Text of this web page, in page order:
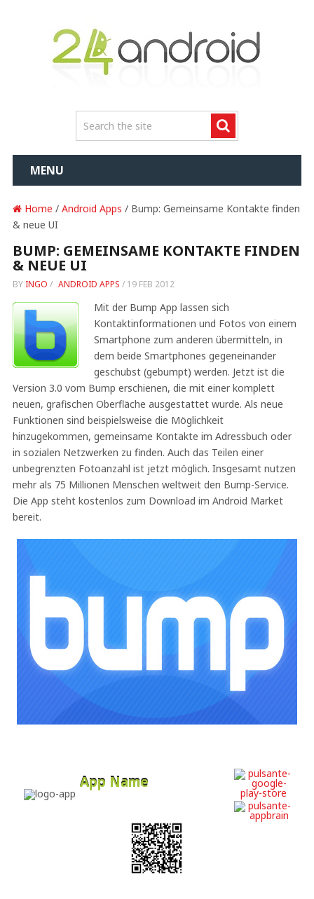
MENU
Home / Android Apps / Bump: Gemeinsame Kontakte finden
& neue UI
BUMP: GEMEINSAME KONTAKTE FINDEN
& NEUE UI
BY INGO / ANDROID APPS / 19 FEB 2012
Mit der Bump App lassen sich
Kontaktinformationen und Fotos von einem
Smartphone zum anderen übermitteln, in
dem beide Smartphones gegeneinander
geschubst (gebumpt) werden. Jetzt ist die
Version 3.0 vom Bump erschienen, die mit einer komplett
neuen, grafischen Oberfläche ausgestattet wurde. Als neue
Funktionen sind beispielsweise die Möglichkeit
hinzugekommen, gemeinsame Kontakte im Adressbuch oder
in sozialen Netzwerken zu finden. Auch das Teilen einer
unbegrenzten Fotoanzahl ist jetzt möglich. Insgesamt nutzen
mehr als 75 Millionen Menschen weltweit den Bump-Service.
Die App steht kostenlos zum Download im Android Market
bereit.
App Name